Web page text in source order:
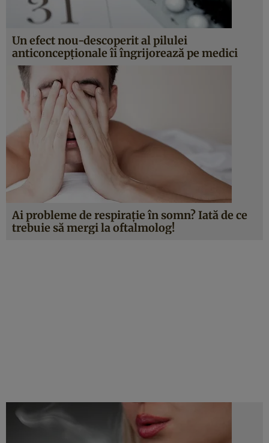
Un efect nou-descoperit al pilulei
anticoncepţionale îi îngrijorează pe medici
Ai probleme de respiraţie în somn? Iată de ce
trebuie să mergi la oftalmolog!